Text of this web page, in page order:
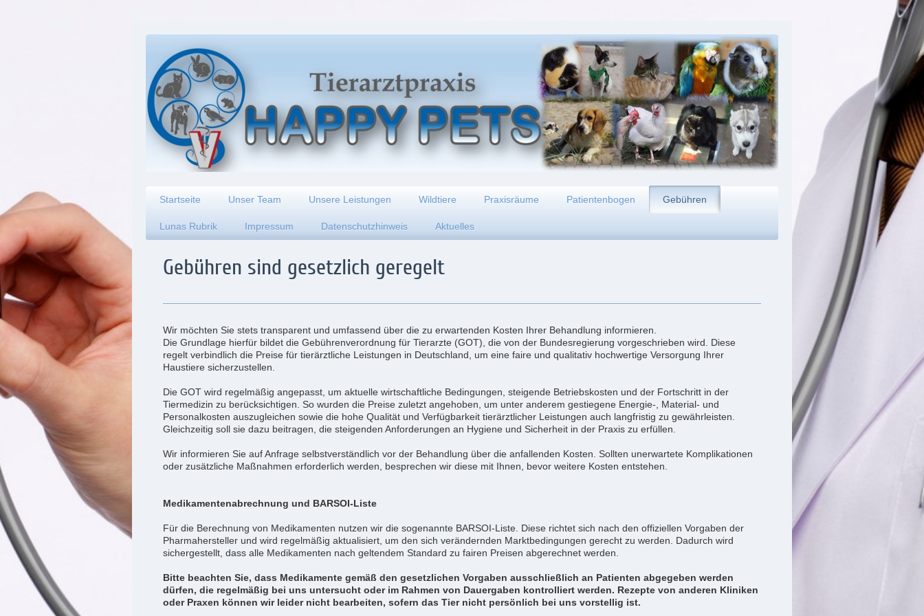
Startseite Unser Team Unsere Leistungen Wildtiere Praxisräume Patientenbogen Gebühren
Lunas Rubrik Impressum Datenschutzhinweis Aktuelles
Gebühren sind gesetzlich geregelt
Wir möchten Sie stets transparent und umfassend über die zu erwartenden Kosten Ihrer Behandlung informieren.
Die Grundlage hierfür bildet die Gebührenverordnung für Tierarzte (GOT), die von der Bundesregierung vorgeschrieben wird. Diese
regelt verbindlich die Preise für tierärztliche Leistungen in Deutschland, um eine faire und qualitativ hochwertige Versorgung Ihrer
Haustiere sicherzustellen.
Die GOT wird regelmäßig angepasst, um aktuelle wirtschaftliche Bedingungen, steigende Betriebskosten und der Fortschritt in der
Tiermedizin zu berücksichtigen. So wurden die Preise zuletzt angehoben, um unter anderem gestiegene Energie-, Material- und
Personalkosten auszugleichen sowie die hohe Qualität und Verfügbarkeit tierärztlicher Leistungen auch langfristig zu gewährleisten.
Gleichzeitig soll sie dazu beitragen, die steigenden Anforderungen an Hygiene und Sicherheit in der Praxis zu erfüllen.
Wir informieren Sie auf Anfrage selbstverständlich vor der Behandlung über die anfallenden Kosten. Sollten unerwartete Komplikationen
oder zusätzliche Maßnahmen erforderlich werden, besprechen wir diese mit Ihnen, bevor weitere Kosten entstehen.
Medikamentenabrechnung und BARSOI-Liste
Für die Berechnung von Medikamenten nutzen wir die sogenannte BARSOI-Liste. Diese richtet sich nach den offiziellen Vorgaben der
Pharmahersteller und wird regelmäßig aktualisiert, um den sich verändernden Marktbedingungen gerecht zu werden. Dadurch wird
sichergestellt, dass alle Medikamenten nach geltendem Standard zu fairen Preisen abgerechnet werden.
Bitte beachten Sie, dass Medikamente gemäß den gesetzlichen Vorgaben ausschließlich an Patienten abgegeben werden
dürfen, die regelmäßig bei uns untersucht oder im Rahmen von Dauergaben kontrolliert werden. Rezepte von anderen Kliniken
oder Praxen können wir leider nicht bearbeiten, sofern das Tier nicht persönlich bei uns vorstellig ist.